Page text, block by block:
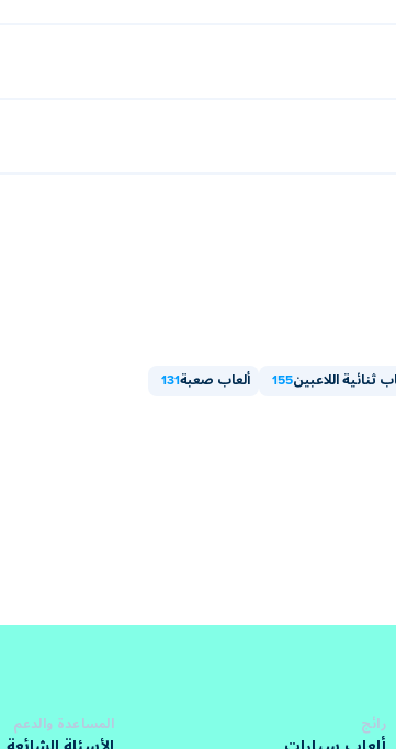
ثنائية اللاعبين155 ألعاب صعبة131
رائج
المساعدة والدعم